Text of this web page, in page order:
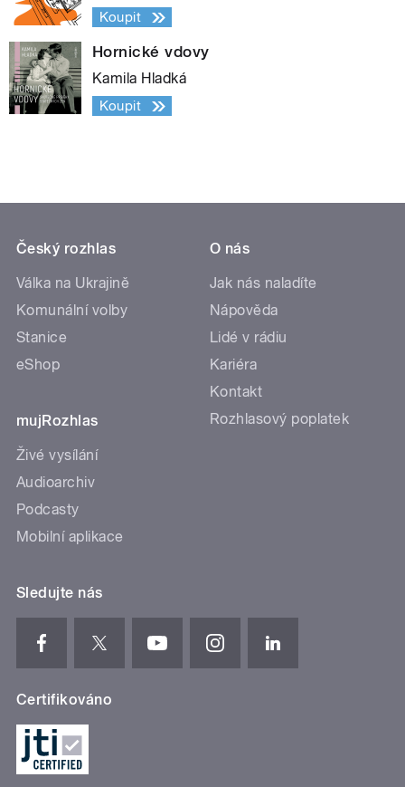
Koupit
Hornické vdovy
Kamila Hladká
Koupit
Český rozhlas
Válka na Ukrajině
Komunální volby
Stanice
eShop
mujRozhlas
Živé vysílání
Audioarchiv
Podcasty
Mobilní aplikace
O nás
Jak nás naladíte
Nápověda
Lidé v rádiu
Kariéra
Kontakt
Rozhlasový poplatek
Sledujte nás
Certifikováno